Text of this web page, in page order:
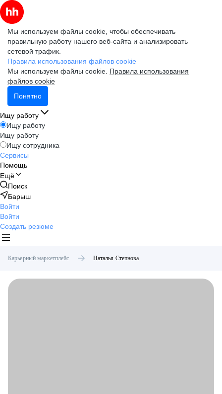
Мы используем файлы cookie, чтобы обеспечивать
правильную работу нашего веб-сайта и анализировать
сетевой трафик.
Правила использования файлов cookie
Мы используем файлы cookie. Правила использования
файлов cookie
Понятно
Ищу работу
Ищу работу
Ищу работу
Ищу сотрудника
Сервисы
Помощь
Ещё
Поиск
Барыш
Войти
Войти
Создать резюме
Карьерный маркетплейс Наталья Степнова